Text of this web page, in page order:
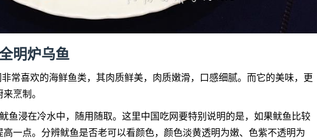
明炉乌鱼
常喜欢的海鲜鱼类，其肉质鲜美，肉质嫩滑，口感细腻。而它的美味，更
烹制。
鱼浸在冷水中，随用随取。这里中国吃网要特别说明的是，如果鱿鱼比较
一点。分辨鱿鱼是否老可以看颜色，颜色淡黄透明为嫩、色紫不透明为